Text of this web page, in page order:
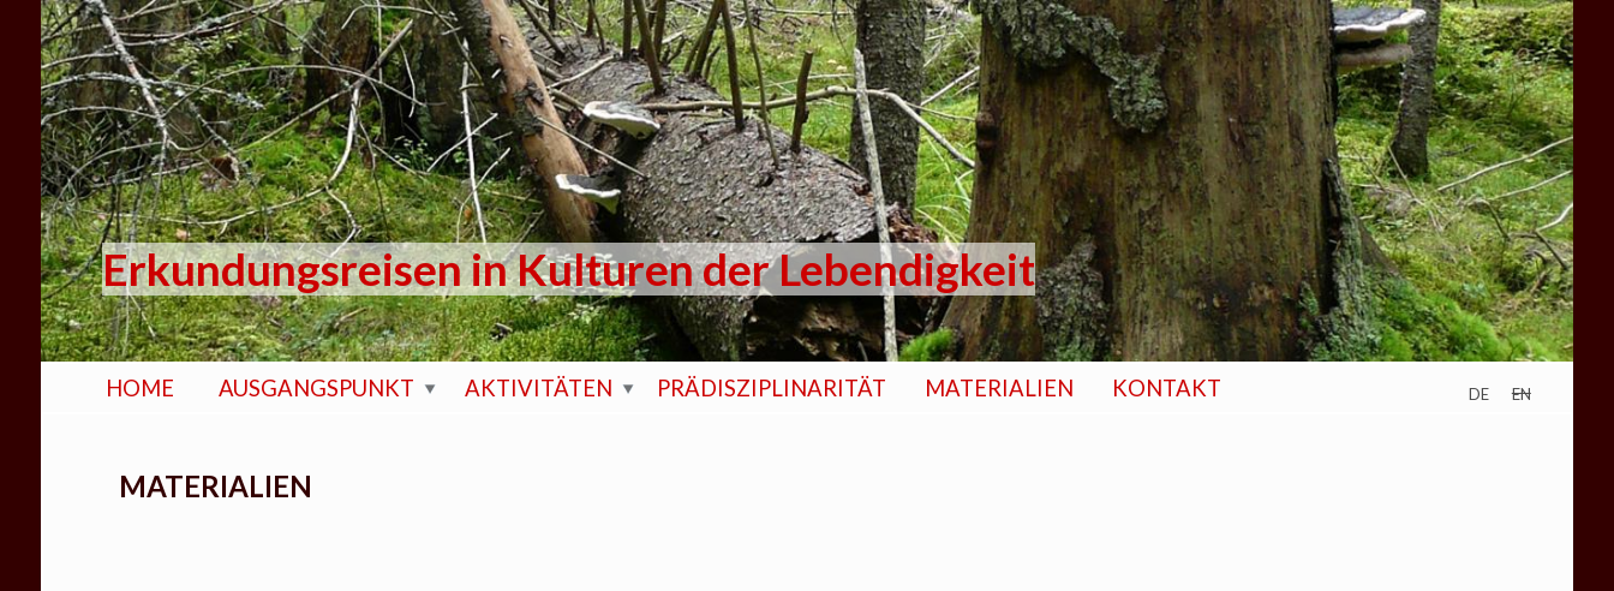
Direkt zum Inhalt
Erkundungsreisen in Kulturen der Lebendigkeit
HOME AUSGANGSPUNKT AKTIVITÄTEN PRÄDISZIPLINARITÄT MATERIALIEN KONTAKT de en
MATERIALIEN